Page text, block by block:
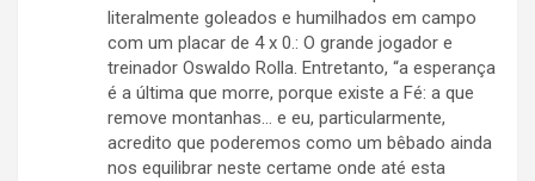
literalmente goleados e humilhados em campo
com um placar de 4 x 0.: O grande jogador e
treinador Oswaldo Rolla. Entretanto, “a esperança
é a última que morre, porque existe a Fé: a que
remove montanhas… e eu, particularmente,
acredito que poderemos como um bêbado ainda
nos equilibrar neste certame onde até esta